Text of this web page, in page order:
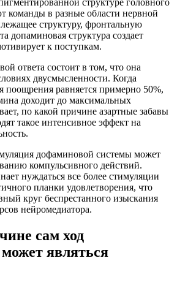
команды в разные области нервной
структуру, фронтальную
допаминовая структура создает
к поступкам.
ответа состоит в том, что она
двусмысленности. Когда
поощрения равняется примерно 50%,
доходит до максимальных
по какой причине азартные забавы
такое интенсивное эффект на
дофаминовой системы может
компульсивного действий.
нуждаться все более стимуляции
планки удовлетворения, что
круг беспрестанного изыскания
нейромедиатора.
сам ход
являться